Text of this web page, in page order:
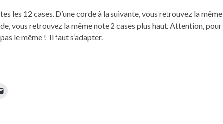
les 12 cases. D’une corde à la suivante, vous retrouvez la même
vous retrouvez la même note 2 cases plus haut. Attention, pour
le même ! Il faut s’adapter.